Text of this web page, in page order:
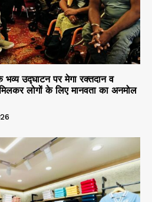
उद्घाटन पर मेगा रक्तदान व
लोगों के लिए मानवता का अनमोल